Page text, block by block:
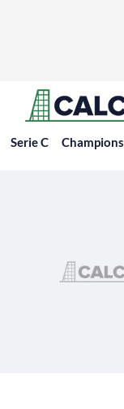
Serie C Champions